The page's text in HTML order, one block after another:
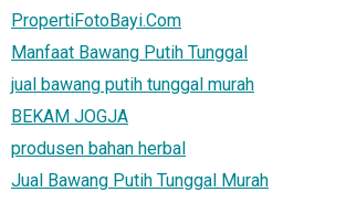
PropertiFotoBayi.Com
Manfaat Bawang Putih Tunggal
jual bawang putih tunggal murah
BEKAM JOGJA
produsen bahan herbal
Jual Bawang Putih Tunggal Murah